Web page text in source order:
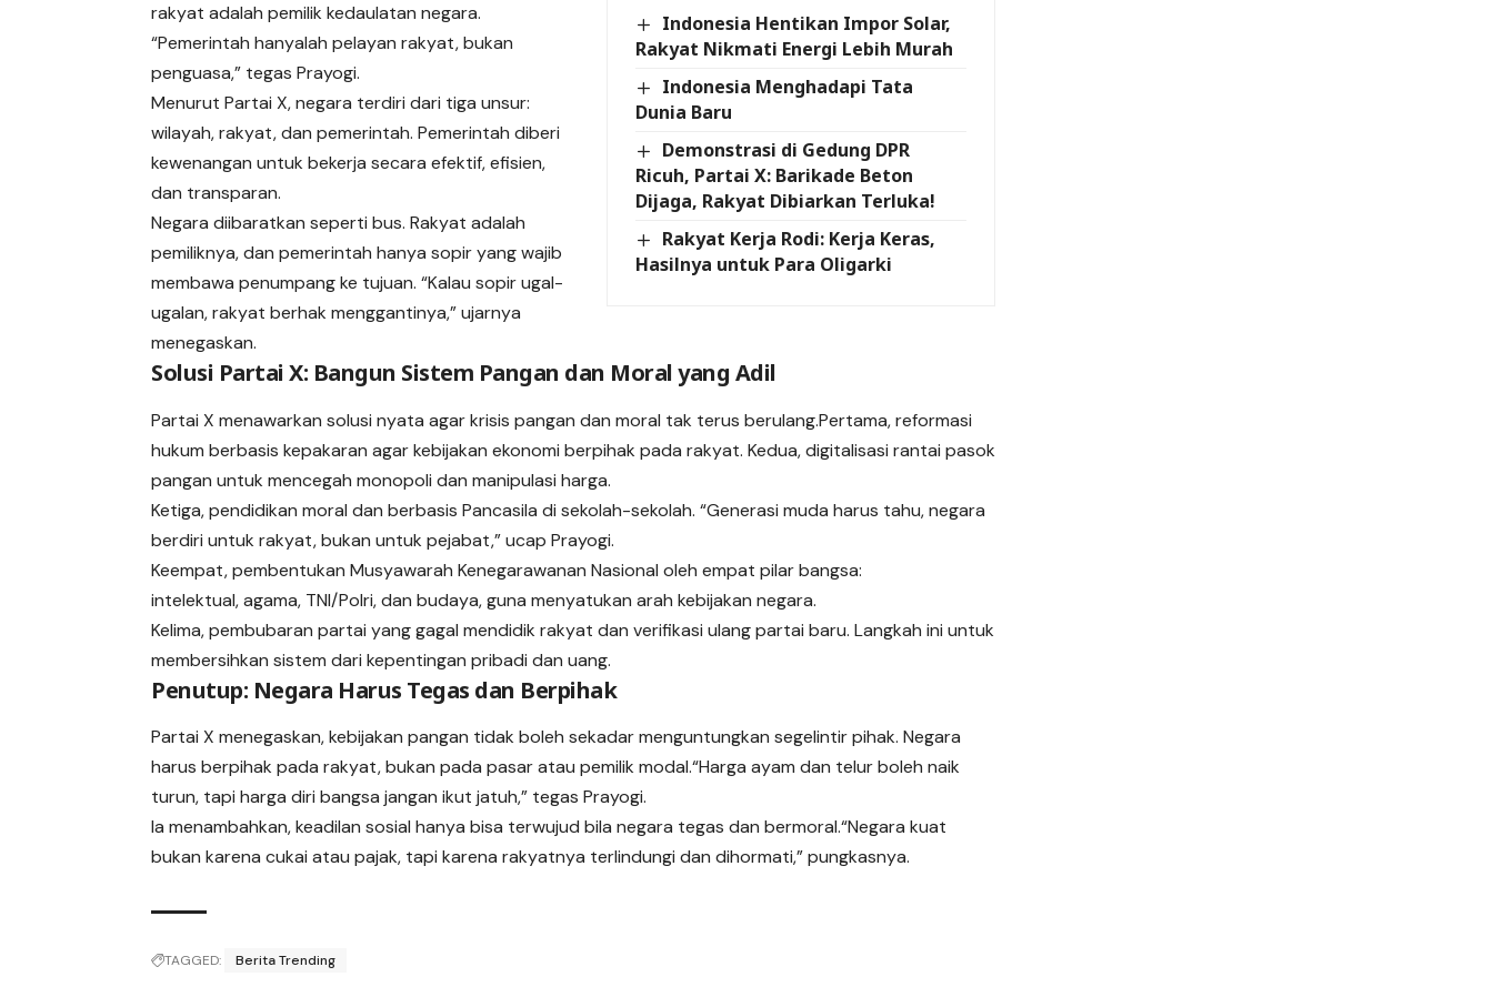
Indonesia Hentikan Impor Solar,
Rakyat Nikmati Energi Lebih Murah
Indonesia Menghadapi Tata
Dunia Baru
Demonstrasi di Gedung DPR
Ricuh, Partai X: Barikade Beton
Dijaga, Rakyat Dibiarkan Terluka!
Rakyat Kerja Rodi: Kerja Keras,
Hasilnya untuk Para Oligarki
rakyat adalah pemilik kedaulatan negara.
“Pemerintah hanyalah pelayan rakyat, bukan
penguasa,” tegas Prayogi.
Menurut Partai X, negara terdiri dari tiga unsur:
wilayah, rakyat, dan pemerintah. Pemerintah diberi
kewenangan untuk bekerja secara efektif, efisien,
dan transparan.
Negara diibaratkan seperti bus. Rakyat adalah
pemiliknya, dan pemerintah hanya sopir yang wajib
membawa penumpang ke tujuan. “Kalau sopir ugal-
ugalan, rakyat berhak menggantinya,” ujarnya
menegaskan.
Solusi Partai X: Bangun Sistem Pangan dan Moral yang Adil
Partai X menawarkan solusi nyata agar krisis pangan dan moral tak terus berulang.Pertama, reformasi
hukum berbasis kepakaran agar kebijakan ekonomi berpihak pada rakyat. Kedua, digitalisasi rantai pasok
pangan untuk mencegah monopoli dan manipulasi harga.
Ketiga, pendidikan moral dan berbasis Pancasila di sekolah-sekolah. “Generasi muda harus tahu, negara
berdiri untuk rakyat, bukan untuk pejabat,” ucap Prayogi.
Keempat, pembentukan Musyawarah Kenegarawanan Nasional oleh empat pilar bangsa:
intelektual, agama, TNI/Polri, dan budaya, guna menyatukan arah kebijakan negara.
Kelima, pembubaran partai yang gagal mendidik rakyat dan verifikasi ulang partai baru. Langkah ini untuk
membersihkan sistem dari kepentingan pribadi dan uang.
Penutup: Negara Harus Tegas dan Berpihak
Partai X menegaskan, kebijakan pangan tidak boleh sekadar menguntungkan segelintir pihak. Negara
harus berpihak pada rakyat, bukan pada pasar atau pemilik modal.“Harga ayam dan telur boleh naik
turun, tapi harga diri bangsa jangan ikut jatuh,” tegas Prayogi.
Ia menambahkan, keadilan sosial hanya bisa terwujud bila negara tegas dan bermoral.“Negara kuat
bukan karena cukai atau pajak, tapi karena rakyatnya terlindungi dan dihormati,” pungkasnya.
TAGGED: Berita Trending